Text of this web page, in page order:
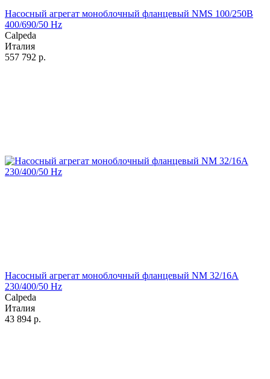
Насосный агрегат моноблочный фланцевый NMS 100/250B
400/690/50 Hz
Calpeda
Италия
557 792 р.
Насосный агрегат моноблочный фланцевый NM 32/16A
230/400/50 Hz
Calpeda
Италия
43 894 р.